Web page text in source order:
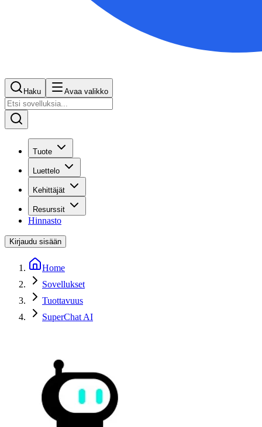
Haku Avaa valikko
Tuote
Luettelo
Kehittäjät
Resurssit
Hinnasto
Kirjaudu sisään
Home
Sovellukset
Tuottavuus
SuperChat AI